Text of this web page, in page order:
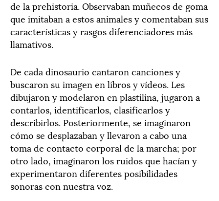
de la prehistoria. Observaban muñecos de goma
que imitaban a estos animales y comentaban sus
características y rasgos diferenciadores más
llamativos.
De cada dinosaurio cantaron canciones y
buscaron su imagen en libros y vídeos. Les
dibujaron y modelaron en plastilina, jugaron a
contarlos, identificarlos, clasificarlos y
describirlos. Posteriormente, se imaginaron
cómo se desplazaban y llevaron a cabo una
toma de contacto corporal de la marcha; por
otro lado, imaginaron los ruidos que hacían y
experimentaron diferentes posibilidades
sonoras con nuestra voz.